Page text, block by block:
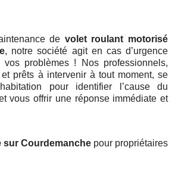
de volet roulant motorisé
, notre société agit en cas d’urgence
vos problèmes ! Nos professionnels,
prêts à intervenir à tout moment, se
pour identifier l’cause du
vous offrir une réponse immédiate et
sur Courdemanche pour propriétaires